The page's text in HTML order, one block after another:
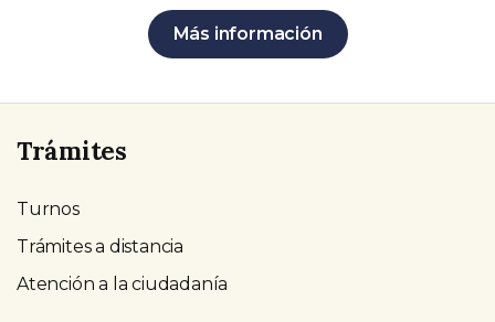
Más información
Trámites
Turnos
Trámites a distancia
Atención a la ciudadanía